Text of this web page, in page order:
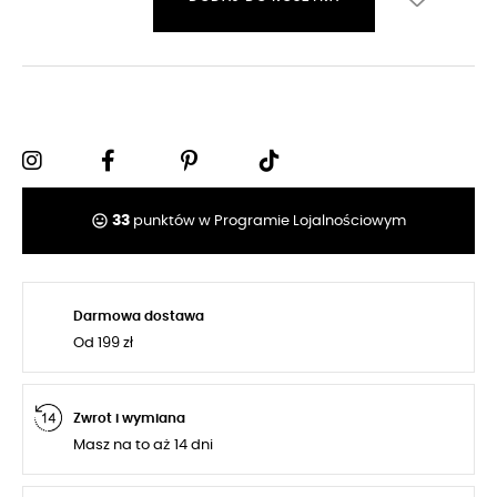
tag_faces 33 punktów w Programie Lojalnościowym
Darmowa dostawa
Od 199 zł
Zwrot i wymiana
Masz na to aż 14 dni